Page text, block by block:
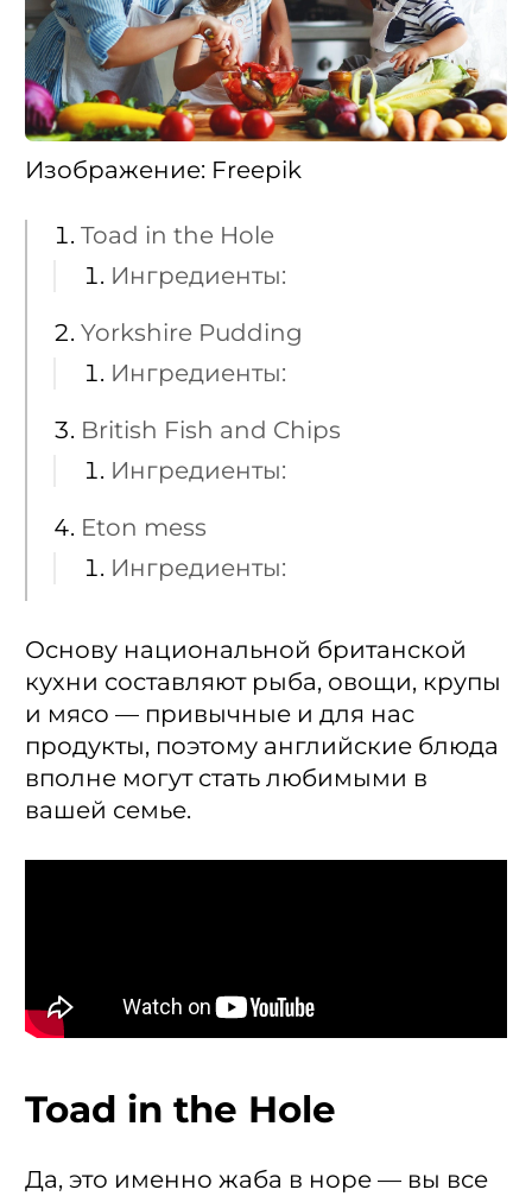
Изображение: Freepik
Toad in the Hole
Ингредиенты:
Yorkshire Pudding
Ингредиенты:
British Fish and Chips
Ингредиенты:
Eton mess
Ингредиенты:
Основу национальной британской
кухни составляют рыба, овощи, крупы
и мясо — привычные и для нас
продукты, поэтому английские блюда
вполне могут стать любимыми в
вашей семье.
Toad in the Hole
Да, это именно жаба в норе — вы все